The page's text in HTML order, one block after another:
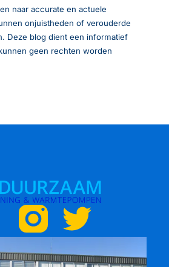
naar accurate en actuele
onjuistheden of verouderde
Deze blog dient een informatief
geen rechten worden
T
w